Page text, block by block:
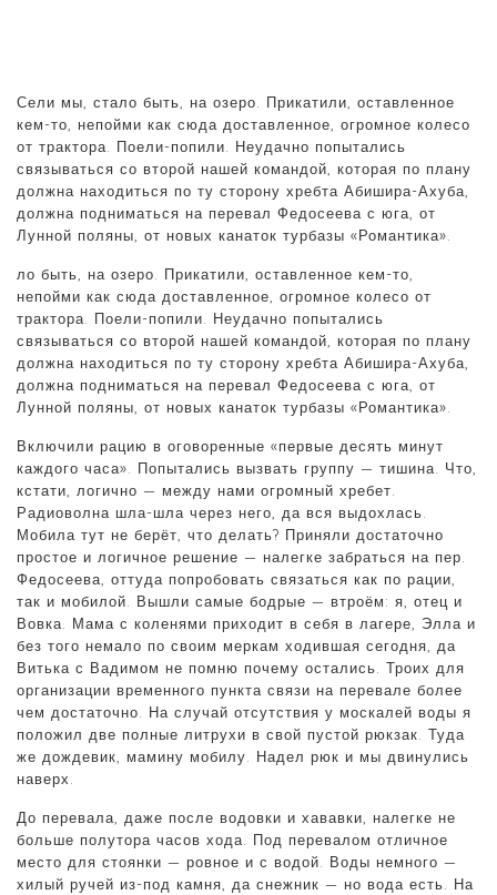
Сели мы, стало быть, на озеро. Прикатили, оставленное
кем-то, непойми как сюда доставленное, огромное колесо
от трактора. Поели-попили. Неудачно попытались
связываться со второй нашей командой, которая по плану
должна находиться по ту сторону хребта Абишира-Ахуба,
должна подниматься на перевал Федосеева с юга, от
Лунной поляны, от новых канаток турбазы «Романтика».
ло быть, на озеро. Прикатили, оставленное кем-то,
непойми как сюда доставленное, огромное колесо от
трактора. Поели-попили. Неудачно попытались
связываться со второй нашей командой, которая по плану
должна находиться по ту сторону хребта Абишира-Ахуба,
должна подниматься на перевал Федосеева с юга, от
Лунной поляны, от новых канаток турбазы «Романтика».
Включили рацию в оговоренные «первые десять минут
каждого часа». Попытались вызвать группу — тишина. Что,
кстати, логично — между нами огромный хребет.
Радиоволна шла-шла через него, да вся выдохлась.
Мобила тут не берёт, что делать? Приняли достаточно
простое и логичное решение — налегке забраться на пер.
Федосеева, оттуда попробовать связаться как по рации,
так и мобилой. Вышли самые бодрые — втроём: я, отец и
Вовка. Мама с коленями приходит в себя в лагере, Элла и
без того немало по своим меркам ходившая сегодня, да
Витька с Вадимом не помню почему остались. Троих для
организации временного пункта связи на перевале более
чем достаточно. На случай отсутствия у москалей воды я
положил две полные литрухи в свой пустой рюкзак. Туда
же дождевик, мамину мобилу. Надел рюк и мы двинулись
наверх.
До перевала, даже после водовки и хававки, налегке не
больше полутора часов хода. Под перевалом отличное
место для стоянки — ровное и с водой. Воды немного —
хилый ручей из-под камня, да снежник — но вода есть. На